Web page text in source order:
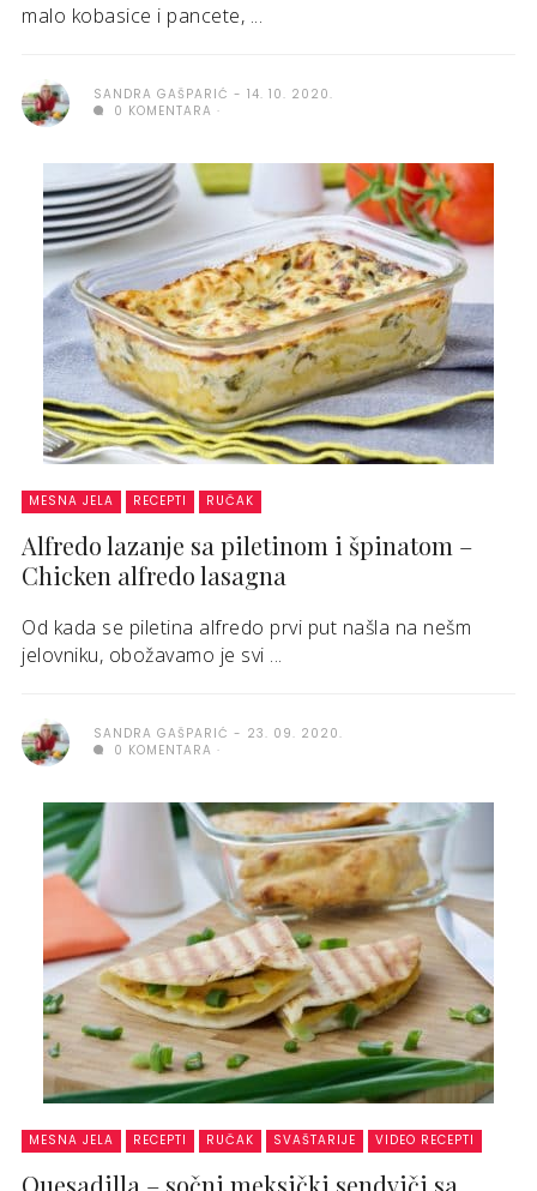
malo kobasice i pancete, ...
SANDRA GAŠPARIĆ
14. 10. 2020.
0 KOMENTARA
MESNA JELA RECEPTI RUČAK
Alfredo lazanje sa piletinom i špinatom –
Chicken alfredo lasagna
Od kada se piletina alfredo prvi put našla na nešm
jelovniku, obožavamo je svi ...
SANDRA GAŠPARIĆ
23. 09. 2020.
0 KOMENTARA
MESNA JELA RECEPTI RUČAK SVAŠTARIJE VIDEO RECEPTI
Quesadilla – sočni meksički sendviči sa